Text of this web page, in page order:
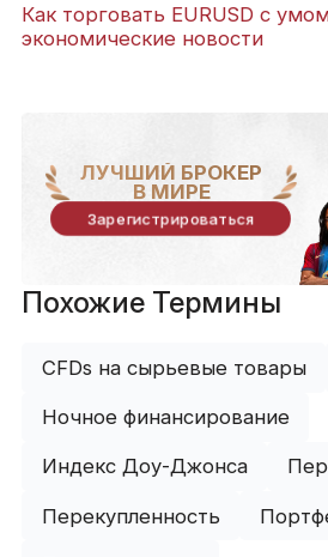
Как торговать EURUSD с
экономические новости
ЛУЧШИЙ БРОКЕР
В МИРЕ
Зарегистрироваться
Похожие Термины
CFDs на сырьевые товары
Ночное финансирование
Индекс Доу-Джонса
Перекупленность